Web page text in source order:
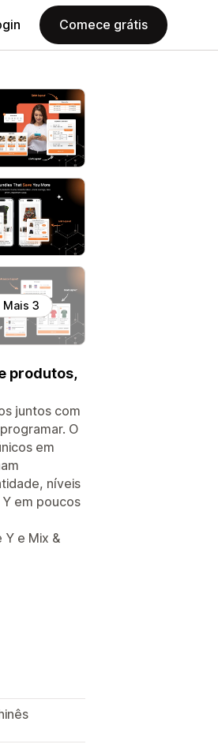
Comece grátis
Mais 3
produtos,
juntos com
O
em
níveis
em poucos
e Mix &